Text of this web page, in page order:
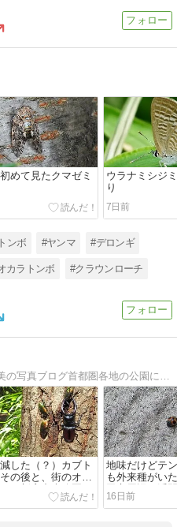
めて見たクマゼミ
ウラナミシジ
り
7日前
ンボ #ヤンマ #デロンギ
カラトンボ #クラウンローチ
した（？）カブト
の後と、街のオオ
ウ（新宿中央公園～
）
地味だけどテ
も外来種がい
田市周辺／浮
湖）
16日前